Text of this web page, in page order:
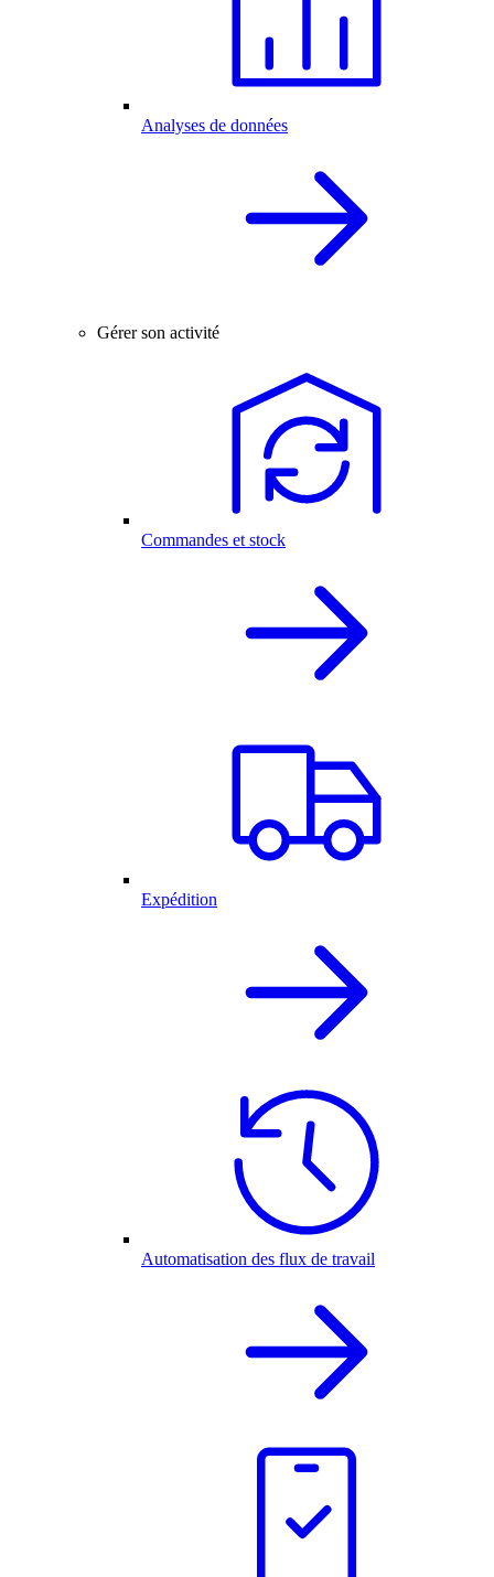
Analyses de données
Gérer son activité
Commandes et stock
Expédition
Automatisation des flux de travail